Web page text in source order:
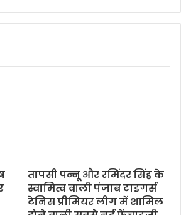
b
तापसी पन्नू और रमिंदर सिंह के
स्वामित्व वाली पंजाब टाइगर्स
टेनिस प्रीमियर लीग में शामिल